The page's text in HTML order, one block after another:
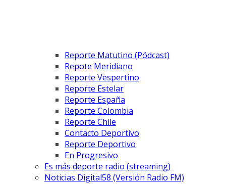
Reporte Matutino (Pódcast)
Repote Meridiano
Reporte Vespertino
Reporte Estelar
Reporte España
Reporte Colombia
Reporte Chile
Contacto Deportivo
Reporte Deportivo
En Progresivo
Es más deporte radio (streaming)
Noticias Digital58 (Versión Radio FM)